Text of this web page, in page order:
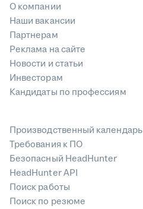
О компании
Наши вакансии
Партнерам
Реклама на сайте
Новости и статьи
Инвесторам
Кандидаты по профессиям
Производственный календарь
Требования к ПО
Безопасный HeadHunter
HeadHunter API
Поиск работы
Поиск по резюме